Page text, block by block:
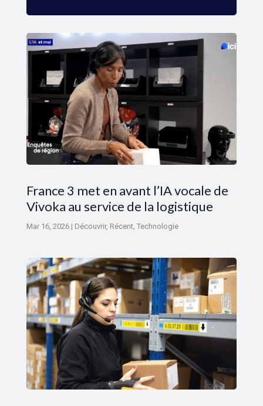
France 3 met en avant l’IA vocale de
Vivoka au service de la logistique
Mar 16, 2026| Découvrir, Récent, Technologie